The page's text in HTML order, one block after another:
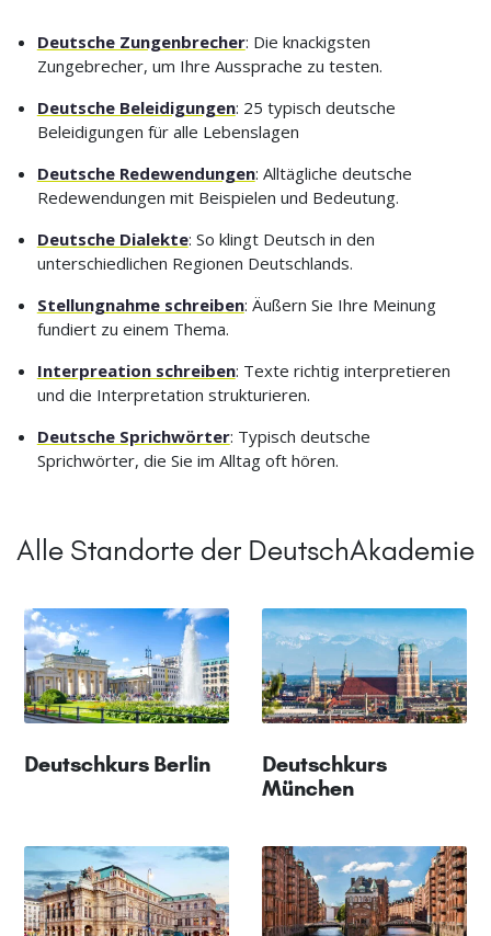
Deutsche Zungenbrecher: Die knackigsten
Zungebrecher, um Ihre Aussprache zu testen.
Deutsche Beleidigungen: 25 typisch deutsche
Beleidigungen für alle Lebenslagen
Deutsche Redewendungen: Alltägliche deutsche
Redewendungen mit Beispielen und Bedeutung.
Deutsche Dialekte: So klingt Deutsch in den
unterschiedlichen Regionen Deutschlands.
Stellungnahme schreiben: Äußern Sie Ihre Meinung
fundiert zu einem Thema.
Interpreation schreiben: Texte richtig interpretieren
und die Interpretation strukturieren.
Deutsche Sprichwörter: Typisch deutsche
Sprichwörter, die Sie im Alltag oft hören.
Alle Standorte der DeutschAkademie
Deutschkurs Berlin
Deutschkurs
München